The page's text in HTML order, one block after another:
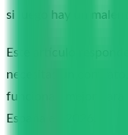
si luego hay un
Este artículo
necesitas un
funcionan mejor para
España en 2026.